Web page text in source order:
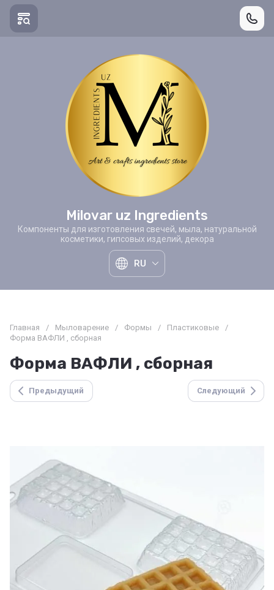
Milovar uz Ingredients
Компоненты для изготовления свечей, мыла, натуральной
косметики, гипсовых изделий, декора
RU
Главная / Мыловарение / Формы / Пластиковые
/
Форма ВАФЛИ , сборная
Форма ВАФЛИ , сборная
Предыдущий Следующий